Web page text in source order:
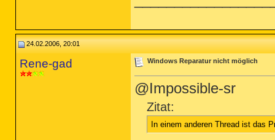
24.02.2006, 20:01
Rene-gad Windows Reparatur nicht möglich
@Impossible-sr
Zitat:
In einem anderen Thread ist das